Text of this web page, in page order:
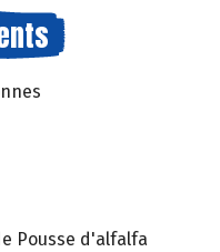
Pousse d'alfalfa